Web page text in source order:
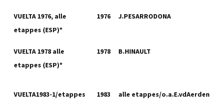
VUELTA 1976, alle
etappes (ESP)*
1976 J.PESARRODONA
VUELTA 1978 alle
etappes (ESP)*
1978 B.HINAULT
VUELTA1983-1/etappes
1983 alle etappes/o.a.E.vdAerden